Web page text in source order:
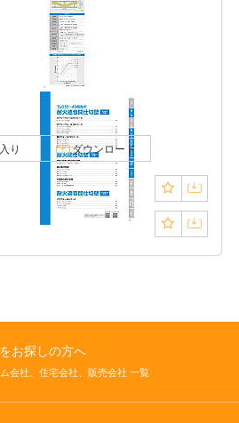
り ダウンロード
お探しの方へ
会社、住宅会社、販売会社 一覧